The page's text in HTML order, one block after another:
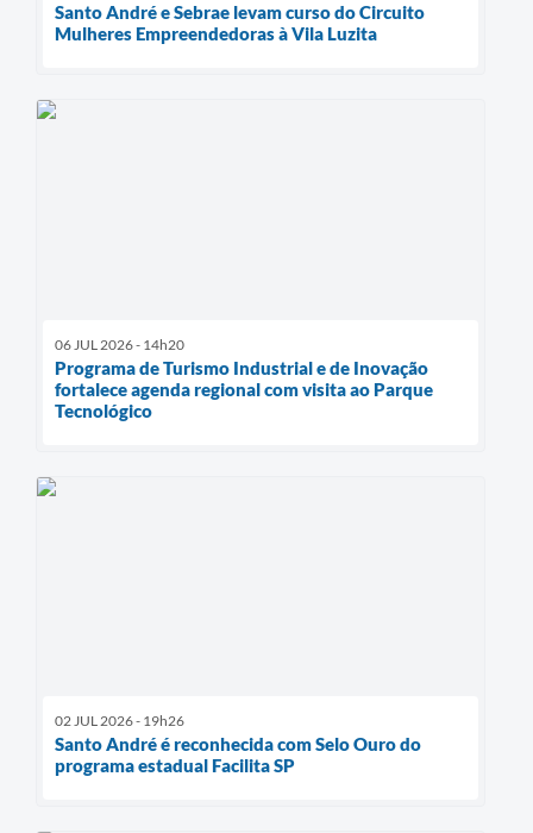
Santo André e Sebrae levam curso do Circuito
Mulheres Empreendedoras à Vila Luzita
06 JUL 2026 - 14h20
Programa de Turismo Industrial e de Inovação
fortalece agenda regional com visita ao Parque
Tecnológico
02 JUL 2026 - 19h26
Santo André é reconhecida com Selo Ouro do
programa estadual Facilita SP